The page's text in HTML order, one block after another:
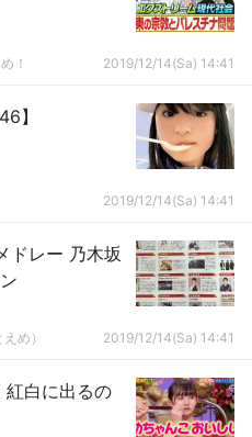
！ 2019/12/14(Sa) 14:41
】
2019/12/14(Sa) 14:41
ドレー 乃木坂
め） 2019/12/14(Sa) 14:41
紅白に出るの